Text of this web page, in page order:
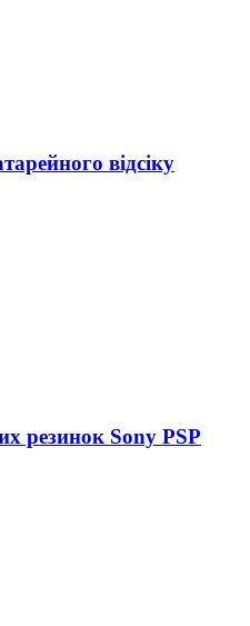
відсіку
резинок Sony PSP